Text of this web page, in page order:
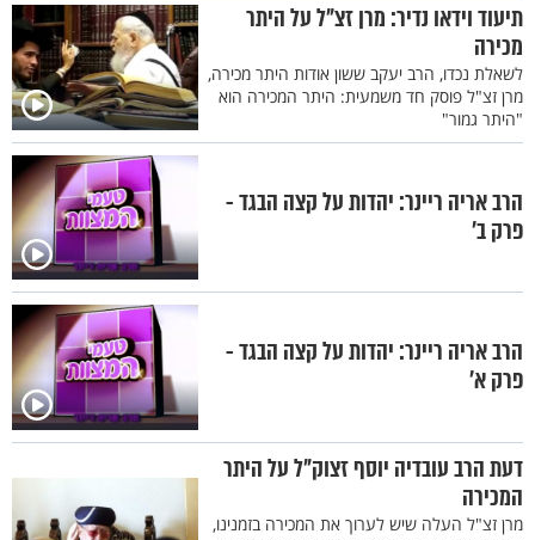
תיעוד וידאו נדיר: מרן זצ"ל על היתר
מכירה
לשאלת נכדו, הרב יעקב ששון אודות היתר מכירה,
מרן זצ"ל פוסק חד משמעית: היתר המכירה הוא
"היתר גמור"
הרב אריה ריינר: יהדות על קצה הבגד -
פרק ב’
הרב אריה ריינר: יהדות על קצה הבגד -
פרק א’
דעת הרב עובדיה יוסף זצוק"ל על היתר
המכירה
מרן זצ"ל העלה שיש לערוך את המכירה בזמנינו,